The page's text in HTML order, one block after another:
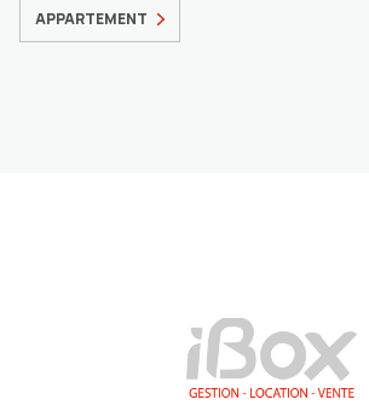
APPARTEMENT